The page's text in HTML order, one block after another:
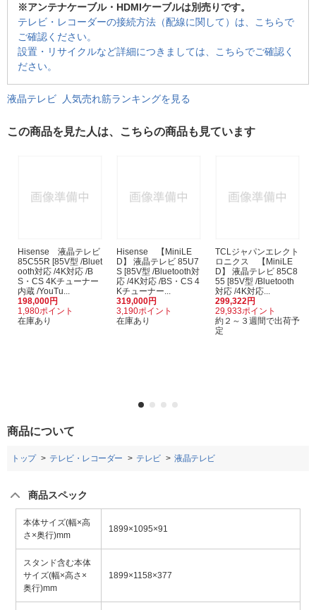
※アンテナケーブル・HDMIケーブルは別売りです。
テレビ・レコーダーの接続方法（配線に関して）は、こちらで
ご確認ください。
設置・リサイクルなど詳細につきましては、こちらでご確認く
ださい。
液晶テレビ 人気売れ筋ランキングを見る
この商品を見た人は、こちらの商品も見ています
Hisense 液晶テレビ
85C55R [85V型 /Bluet
ooth対応 /4K対応 /B
S・CS 4Kチューナー
内蔵 /YouTu...
198,000円
1,980ポイント
在庫あり
Hisense 【MiniLE
D】 液晶テレビ 85U7
S [85V型 /Bluetooth対
応 /4K対応 /BS・CS 4
Kチューナー...
319,000円
3,190ポイント
在庫あり
TCLジャパンエレクト
ロニクス 【MiniLE
D】 液晶テレビ 85C8
55 [85V型 /Bluetooth
対応 /4K対応...
299,322円
29,933ポイント
約２～３週間で出荷予
定
商品について
トップ テレビ・レコーダー テレビ 液晶テレビ
商品スペック
本体サイズ(幅×高
さ×奥行)mm
1899×1095×91
スタンド含む本体
サイズ(幅×高さ×
奥行)mm
1899×1158×377